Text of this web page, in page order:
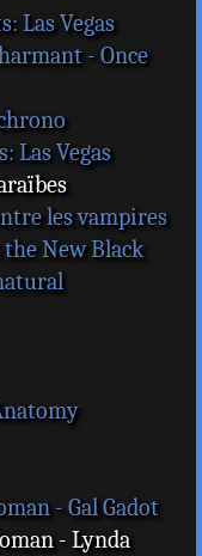
Las Vegas
- Once
Las Vegas
les vampires
New Black
- Gal Gadot
- Lynda